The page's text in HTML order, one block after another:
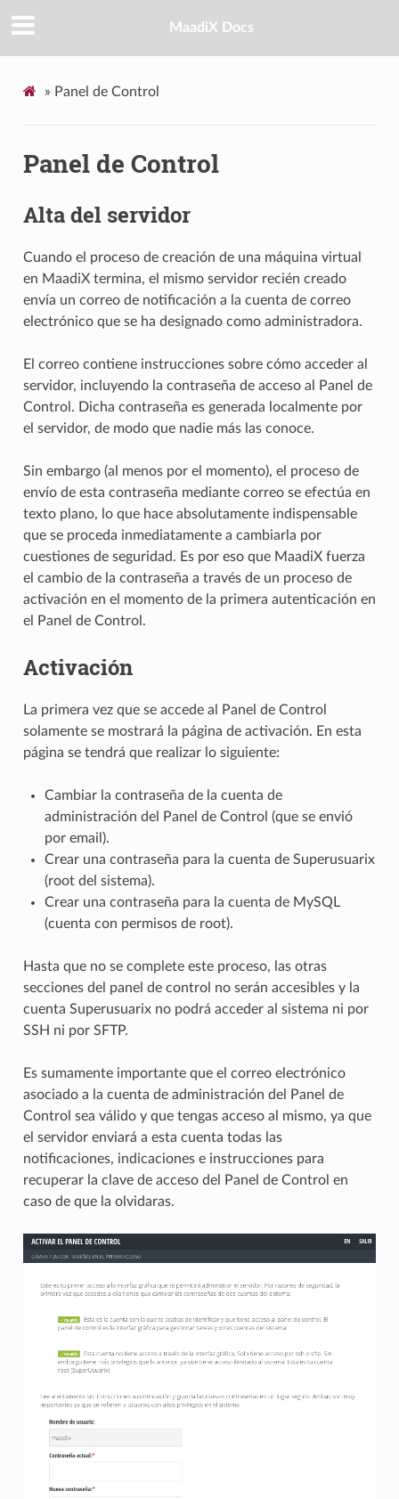
MaadiX Docs
» Panel de Control
Panel de Control
Alta del servidor
Cuando el proceso de creación de una máquina virtual
en MaadiX termina, el mismo servidor recién creado
envía un correo de notificación a la cuenta de correo
electrónico que se ha designado como administradora.
El correo contiene instrucciones sobre cómo acceder al
servidor, incluyendo la contraseña de acceso al Panel de
Control. Dicha contraseña es generada localmente por
el servidor, de modo que nadie más las conoce.
Sin embargo (al menos por el momento), el proceso de
envío de esta contraseña mediante correo se efectúa en
texto plano, lo que hace absolutamente indispensable
que se proceda inmediatamente a cambiarla por
cuestiones de seguridad. Es por eso que MaadiX fuerza
el cambio de la contraseña a través de un proceso de
activación en el momento de la primera autenticación en
el Panel de Control.
Activación
La primera vez que se accede al Panel de Control
solamente se mostrará la página de activación. En esta
página se tendrá que realizar lo siguiente:
Cambiar la contraseña de la cuenta de
administración del Panel de Control (que se envió
por email).
Crear una contraseña para la cuenta de Superusuarix
(root del sistema).
Crear una contraseña para la cuenta de MySQL
(cuenta con permisos de root).
Hasta que no se complete este proceso, las otras
secciones del panel de control no serán accesibles y la
cuenta Superusuarix no podrá acceder al sistema ni por
SSH ni por SFTP.
Es sumamente importante que el correo electrónico
asociado a la cuenta de administración del Panel de
Control sea válido y que tengas acceso al mismo, ya que
el servidor enviará a esta cuenta todas las
notificaciones, indicaciones e instrucciones para
recuperar la clave de acceso del Panel de Control en
caso de que la olvidaras.